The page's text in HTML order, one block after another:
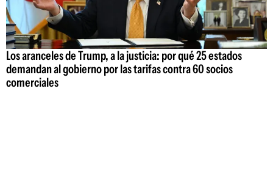
Los aranceles de Trump, a la justicia: por qué 25 estados
demandan al gobierno por las tarifas contra 60 socios
comerciales